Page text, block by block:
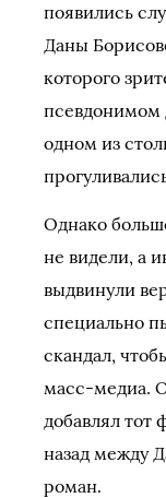
появились
Даны
которого
псевдонимом
одном из
Однако
не видели, а
выдвинули
специально
скандал,
масс-медиа.
добавлял тот
назад между
роман.